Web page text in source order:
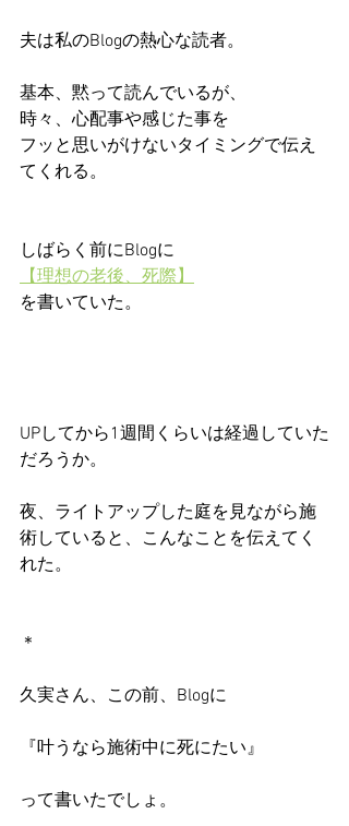
夫は私のBlogの熱心な読者。
基本、黙って読んでいるが、
時々、心配事や感じた事を
フッと思いがけないタイミングで伝え
てくれる。
しばらく前にBlogに
【理想の老後、死際】
を書いていた。
UPしてから1週間くらいは経過していた
だろうか。
夜、ライトアップした庭を見ながら施
術していると、こんなことを伝えてく
れた。
＊
久実さん、この前、Blogに
『叶うなら施術中に死にたい』
って書いたでしょ。